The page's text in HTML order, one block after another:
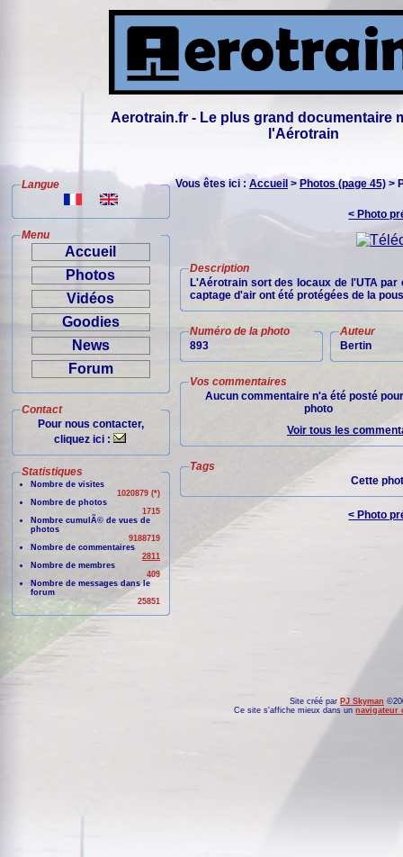
Aerotrain.fr - Le plus grand documentaire
l'Aérotrain
Langue
Menu
Accueil
Photos
Vidéos
Goodies
News
Forum
Contact
Pour nous contacter,
cliquez ici :
Statistiques
Nombre de visites
1020879 (*)
Nombre de photos
1715
Nombre cumulÃ© de vues de
photos
9188719
Nombre de commentaires
2811
Nombre de membres
409
Nombre de messages dans le
forum
25851
Vous êtes ici : Accueil > Photos (page 45) >
< Photo
Description
L'Aérotrain sort des locaux de l'UTA
captage d'air ont été protégées de la
Numéro de la photo
893
Auteur
Bertin
Vos commentaires
Aucun commentaire n'a été posté
photo
Voir tous les
Tags
Cette
< Photo
Site créé par PJ Skyman
Ce site s'affiche mieux dans unnavigateur